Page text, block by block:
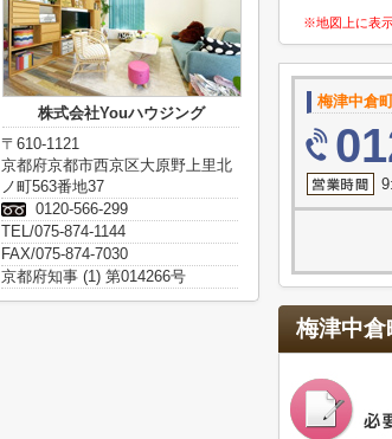
※地図上に表
梅津中倉
梅津中倉
株式会社Youハウジング
〒610-1121
京都府京都市西京区大原野上里北
ノ町563番地37
0120-566-299
TEL/075-874-1144
FAX/075-874-7030
京都府知事 (1) 第014266号